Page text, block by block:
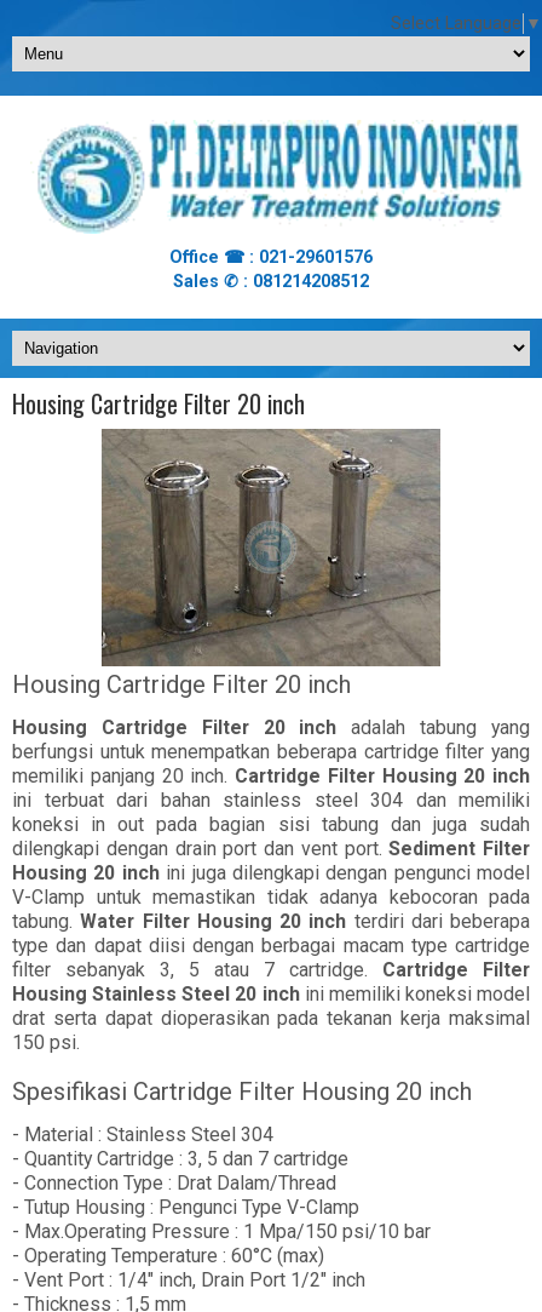
Select Language ▼
Office ☎ : 021-29601576
Sales ✆ : 081214208512
Housing Cartridge Filter 20 inch
Housing Cartridge Filter 20 inch
Housing Cartridge Filter 20 inch adalah tabung yang
berfungsi untuk menempatkan beberapa cartridge filter yang
memiliki panjang 20 inch. Cartridge Filter Housing 20 inch
ini terbuat dari bahan stainless steel 304 dan memiliki
koneksi in out pada bagian sisi tabung dan juga sudah
dilengkapi dengan drain port dan vent port.Sediment Filter
Housing 20 inchini juga dilengkapi dengan pengunci model
V-Clamp untuk memastikan tidak adanya kebocoran pada
tabung.Water Filter Housing 20 inch terdiri dari beberapa
type dan dapat diisi dengan berbagai macam type cartridge
filter sebanyak 3, 5 atau 7 cartridge. Cartridge Filter
Housing Stainless Steel 20 inchini memiliki koneksi model
drat serta dapat dioperasikan pada tekanan kerja maksimal
150 psi.
Spesifikasi Cartridge Filter Housing 20 inch
- Material : Stainless Steel 304
- Quantity Cartridge : 3, 5 dan 7 cartridge
- Connection Type : Drat Dalam/Thread
- Tutup Housing : Pengunci Type V-Clamp
- Max.Operating Pressure : 1 Mpa/150 psi/10 bar
- Operating Temperature : 60°C (max)
- Vent Port : 1/4" inch, Drain Port 1/2" inch
- Thickness : 1,5 mm